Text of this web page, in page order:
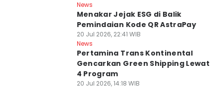
News
Menakar Jejak ESG di Balik
Pemindaian Kode QR AstraPay
20 Jul 2026, 22:41 WIB
News
Pertamina Trans Kontinental
Gencarkan Green Shipping Lewat
4 Program
20 Jul 2026, 14:18 WIB